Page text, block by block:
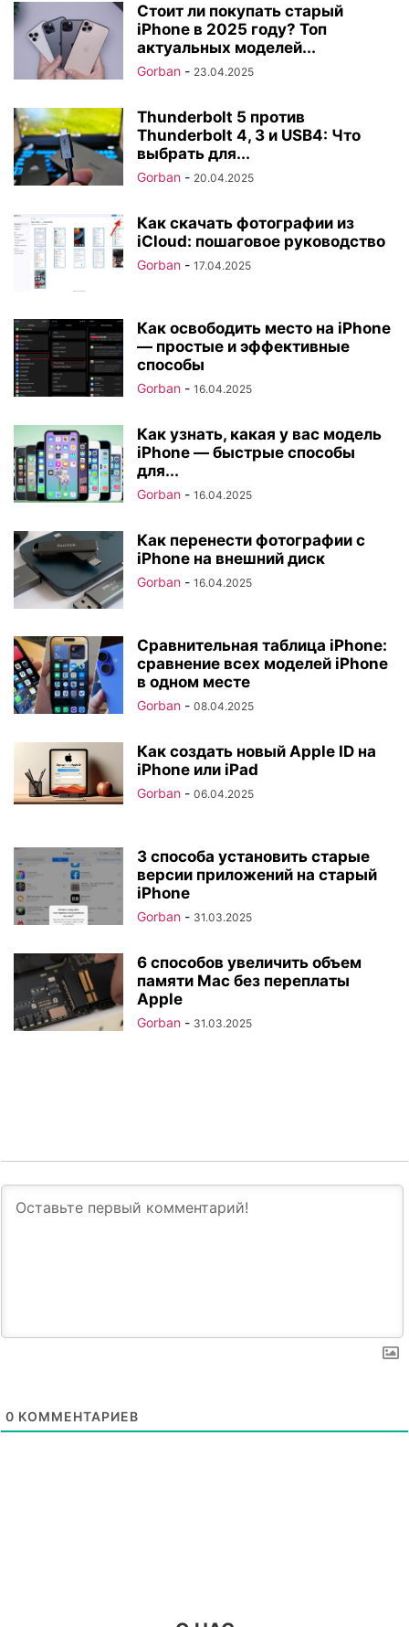
Стоит ли покупать старый
iPhone в 2025 году? Топ
актуальных моделей...
Gorban - 23.04.2025
Thunderbolt 5 против
Thunderbolt 4, 3 и USB4: Что
выбрать для...
Gorban - 20.04.2025
Как скачать фотографии из
iCloud: пошаговое руководство
Gorban - 17.04.2025
Как освободить место на iPhone
— простые и эффективные
способы
Gorban - 16.04.2025
Как узнать, какая у вас модель
iPhone — быстрые способы
для...
Gorban - 16.04.2025
Как перенести фотографии с
iPhone на внешний диск
Gorban - 16.04.2025
Сравнительная таблица iPhone:
сравнение всех моделей iPhone
в одном месте
Gorban - 08.04.2025
Как создать новый Apple ID на
iPhone или iPad
Gorban - 06.04.2025
3 способа установить старые
версии приложений на старый
iPhone
Gorban - 31.03.2025
6 способов увеличить объем
памяти Mac без переплаты
Apple
Gorban - 31.03.2025
0 КОММЕНТАРИЕВ